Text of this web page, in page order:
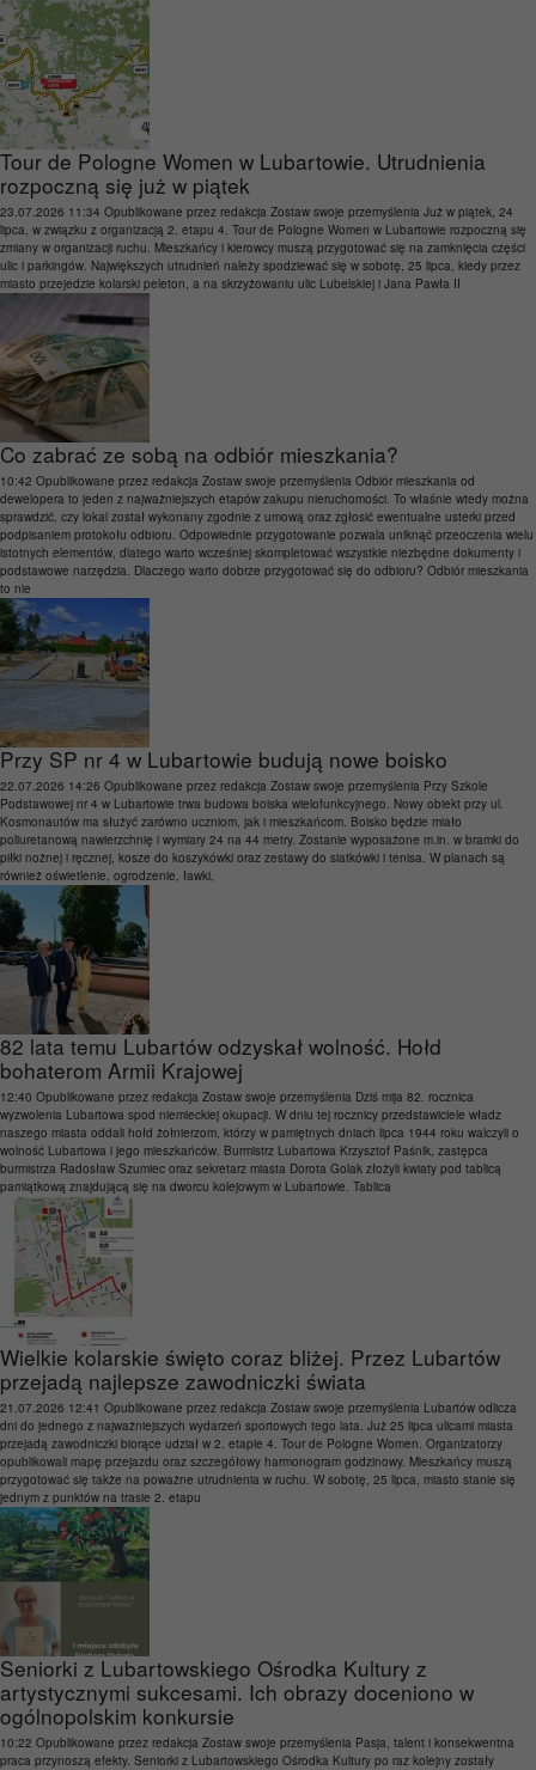
Tour de Pologne Women w Lubartowie. Utrudnienia
rozpoczną się już w piątek
23.07.2026 11:34 Opublikowane przez redakcja Zostaw swoje przemyślenia Już w piątek, 24
lipca, w związku z organizacją 2. etapu 4. Tour de Pologne Women w Lubartowie rozpoczną się
zmiany w organizacji ruchu. Mieszkańcy i kierowcy muszą przygotować się na zamknięcia części
ulic i parkingów. Największych utrudnień należy spodziewać się w sobotę, 25 lipca, kiedy przez
miasto przejedzie kolarski peleton, a na skrzyżowaniu ulic Lubelskiej i Jana Pawła II
Co zabrać ze sobą na odbiór mieszkania?
10:42 Opublikowane przez redakcja Zostaw swoje przemyślenia Odbiór mieszkania od
dewelopera to jeden z najważniejszych etapów zakupu nieruchomości. To właśnie wtedy można
sprawdzić, czy lokal został wykonany zgodnie z umową oraz zgłosić ewentualne usterki przed
podpisaniem protokołu odbioru. Odpowiednie przygotowanie pozwala uniknąć przeoczenia wielu
istotnych elementów, dlatego warto wcześniej skompletować wszystkie niezbędne dokumenty i
podstawowe narzędzia. Dlaczego warto dobrze przygotować się do odbioru? Odbiór mieszkania
to nie
Przy SP nr 4 w Lubartowie budują nowe boisko
22.07.2026 14:26 Opublikowane przez redakcja Zostaw swoje przemyślenia Przy Szkole
Podstawowej nr 4 w Lubartowie trwa budowa boiska wielofunkcyjnego. Nowy obiekt przy ul.
Kosmonautów ma służyć zarówno uczniom, jak i mieszkańcom. Boisko będzie miało
poliuretanową nawierzchnię i wymiary 24 na 44 metry. Zostanie wyposażone m.in. w bramki do
piłki nożnej i ręcznej, kosze do koszykówki oraz zestawy do siatkówki i tenisa. W planach są
również oświetlenie, ogrodzenie, ławki,
82 lata temu Lubartów odzyskał wolność. Hołd
bohaterom Armii Krajowej
12:40 Opublikowane przez redakcja Zostaw swoje przemyślenia Dziś mija 82. rocznica
wyzwolenia Lubartowa spod niemieckiej okupacji. W dniu tej rocznicy przedstawiciele władz
naszego miasta oddali hołd żołnierzom, którzy w pamiętnych dniach lipca 1944 roku walczyli o
wolność Lubartowa i jego mieszkańców. Burmistrz Lubartowa Krzysztof Paśnik, zastępca
burmistrza Radosław Szumiec oraz sekretarz miasta Dorota Golak złożyli kwiaty pod tablicą
pamiątkową znajdującą się na dworcu kolejowym w Lubartowie. Tablica
Wielkie kolarskie święto coraz bliżej. Przez Lubartów
przejadą najlepsze zawodniczki świata
21.07.2026 12:41 Opublikowane przez redakcja Zostaw swoje przemyślenia Lubartów odlicza
dni do jednego z najważniejszych wydarzeń sportowych tego lata. Już 25 lipca ulicami miasta
przejadą zawodniczki biorące udział w 2. etapie 4. Tour de Pologne Women. Organizatorzy
opublikowali mapę przejazdu oraz szczegółowy harmonogram godzinowy. Mieszkańcy muszą
przygotować się także na poważne utrudnienia w ruchu. W sobotę, 25 lipca, miasto stanie się
jednym z punktów na trasie 2. etapu
Seniorki z Lubartowskiego Ośrodka Kultury z
artystycznymi sukcesami. Ich obrazy doceniono w
ogólnopolskim konkursie
10:22 Opublikowane przez redakcja Zostaw swoje przemyślenia Pasja, talent i konsekwentna
praca przynoszą efekty. Seniorki z Lubartowskiego Ośrodka Kultury po raz kolejny zostały